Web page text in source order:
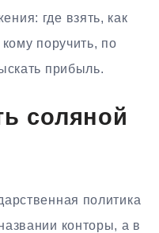
где взять, как
кому поручить, по
прибыль.
соляной
политика
конторы, а в